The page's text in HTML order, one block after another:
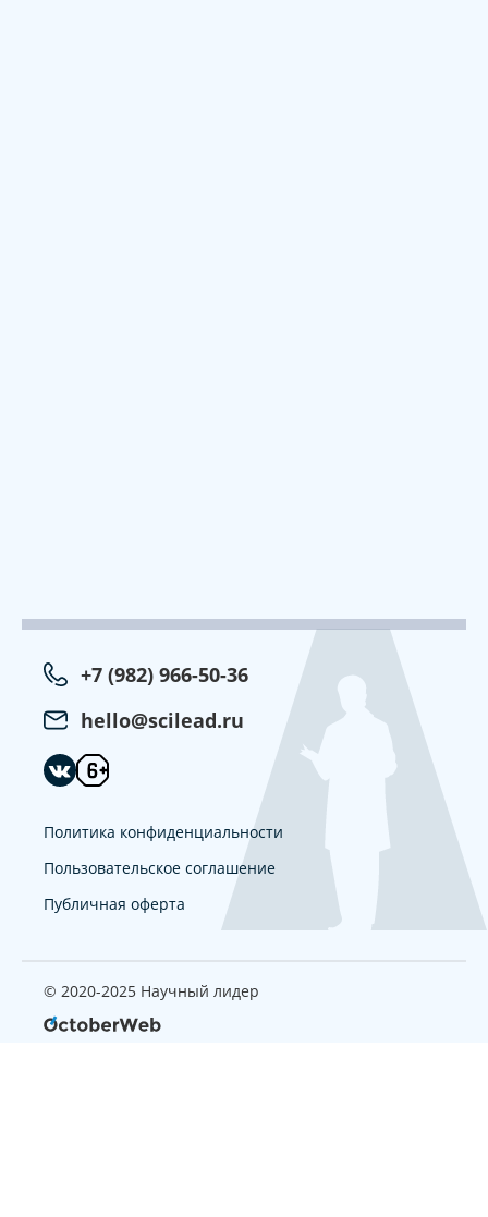
+7 (982) 966-50-36
hello@scilead.ru
Политика конфиденциальности
Пользовательское соглашение
Публичная оферта
© 2020-2025 Научный лидер